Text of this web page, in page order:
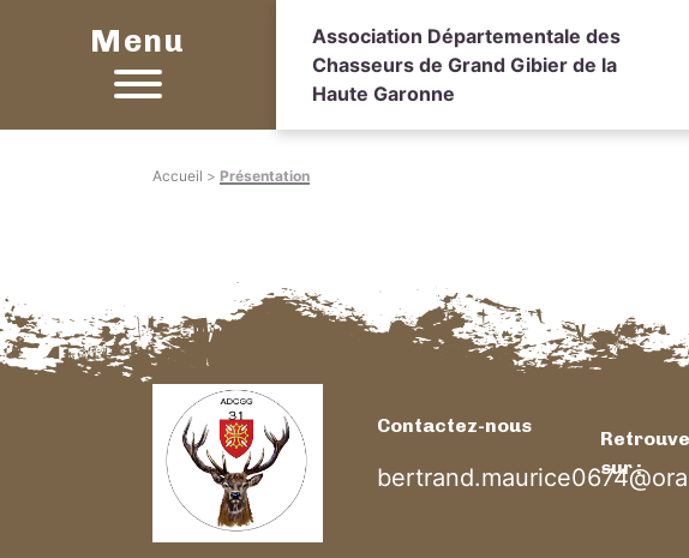
Menu
Association Départementale des
Chasseurs de Grand Gibier de la
Haute Garonne
Accueil > Présentation
Contactez-nous
sur :